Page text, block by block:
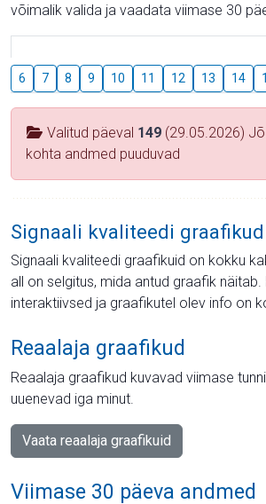
võimalik valida ja vaadata viimase 30
6 7 8 9 10 11 12 13 14
Valitud päeval 149 (29.05.2026)
kohta andmed puuduvad
Signaali kvaliteedi graafikud
Signaali kvaliteedi graafikuid on kokku
all on selgitus, mida antud graafik
interaktiivsed ja graafikutel olev info on
Reaalaja graafikud
Reaalaja graafikud kuvavad viimase
uuenevad iga minut.
Vaata reaalaja graafikuid
Viimase 30 päeva andmed